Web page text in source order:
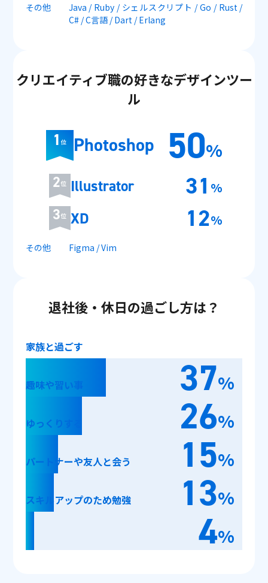
その他
Java / Ruby / シェルスクリプト / Go / Rust /
C# / C言語 / Dart / Erlang
クリエイティブ職の好きなデザインツー
ル
1 位 Photoshop 50%
2位 Illustrator 31 %
3位 XD 12%
その他 Figma / Vim
退社後・休日の過ごし方は？
家族と過ごす
37%
趣味や習い事
26%
ゆっくりする
15%
パートナーや友人と会う
13%
スキルアップのため勉強
4%